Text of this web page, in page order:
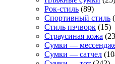
Рок-стиль (89)
Спортивный стиль
Стиль пэчворк (15)
Страусиная кожа
Сумки —
Сумки — сатчел